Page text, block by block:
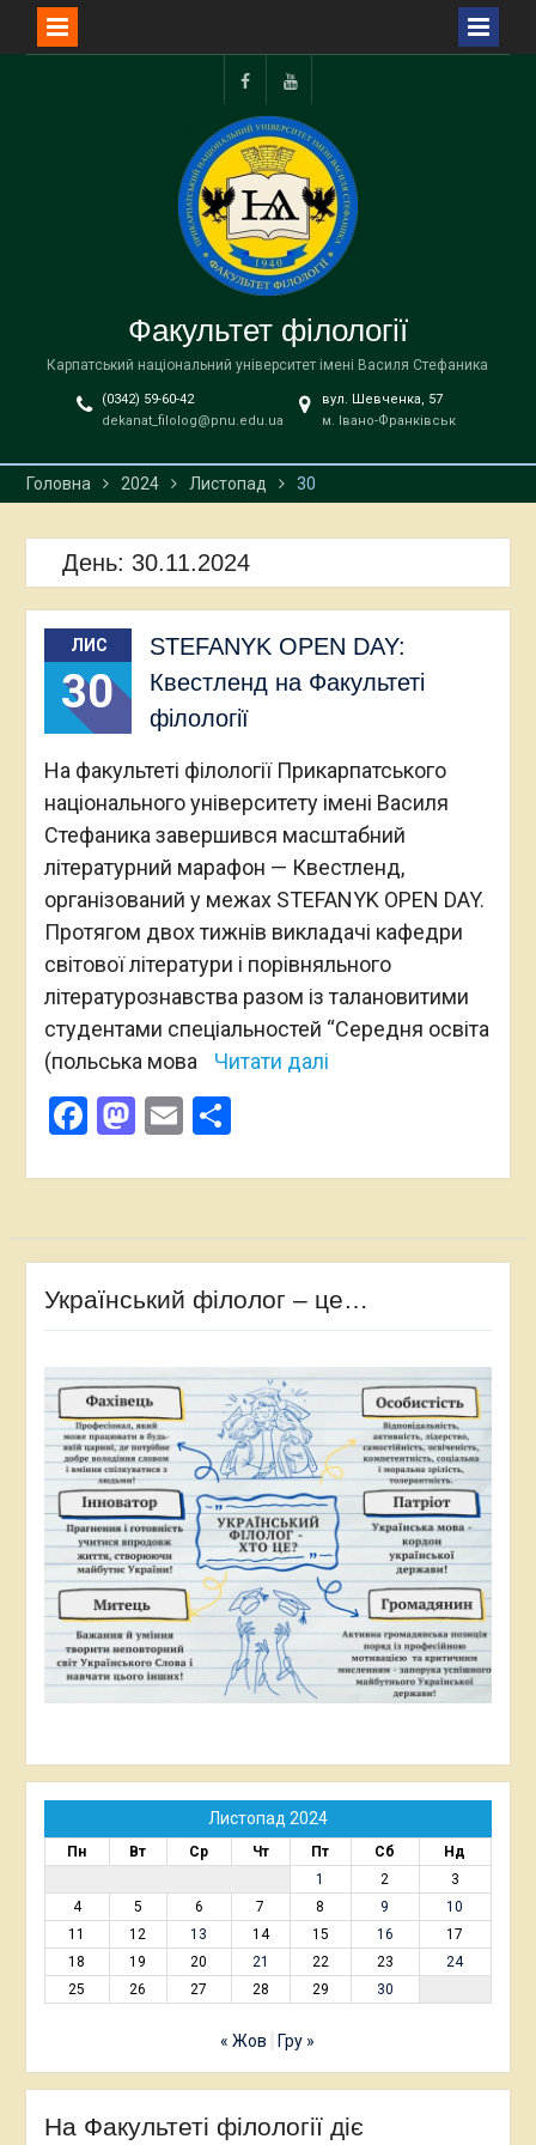
FacebookYouTube
Факультет філології
Карпатський національний університет імені Василя Стефаника
(0342) 59-60-42
dekanat_filolog@pnu.edu.ua
вул. Шевченка, 57
м. Івано-Франківськ
Головна 2024 Листопад 30
День: 30.11.2024
ЛИС
30
STEFANYK OPEN DAY:
Квестленд на Факультеті
філології
На факультеті філології Прикарпатського
національного університету імені Василя
Стефаника завершився масштабний
літературний марафон — Квестленд,
організований у межах STEFANYK OPEN DAY.
Протягом двох тижнів викладачі кафедри
світової літератури і порівняльного
літературознавства разом із талановитими
студентами спеціальностей “Середня освіта
(польська мова
Читати далі
Facebook
Mastodon
EmailПоділитися
Український філолог – це…
Листопад 2024
Пн Вт Ср Чт Пт Сб
Нд
1
2
3
4
5 6 7 8 9
10
11
12 13 14 15 16
17
18
19 20 21 22 23
24
25
26 27 28 29 30
« Жов Гру »
На Факультеті філології діє